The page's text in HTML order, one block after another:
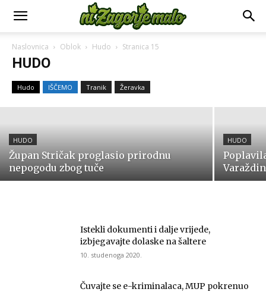
Naslovnica Oblok Hudo Stranica 15
HUDO
Hudo IŠČEMO Tranik Žeravka
Grad Krapina moli vlasnike
zapuštenih grobova da ih urede
9. srpnja 2026.
HUDO
Župan Stričak proglasio prirodnu
nepogodu zbog tuče
HUDO
Istekli dokumenti i dalje vrijede,
izbjegavajte dolaske na šaltere
10. studenoga 2020.
Čuvajte se e-kriminalaca, MUP pokrenuo